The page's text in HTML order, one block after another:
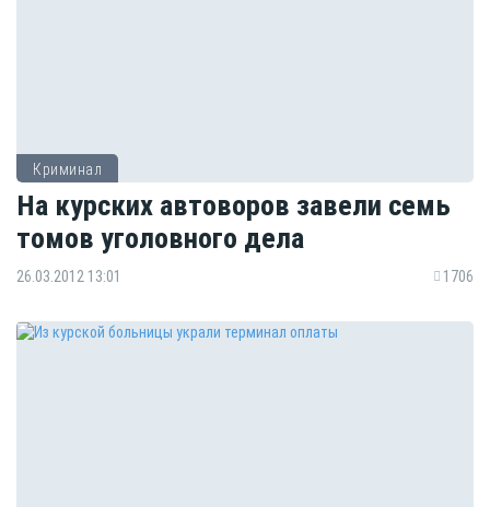
Криминал
На курских автоворов завели семь
томов уголовного дела
26.03.2012 13:01 1706